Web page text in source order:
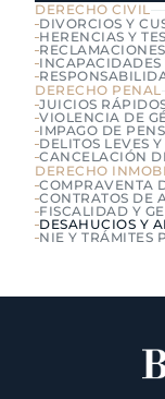
DERECHO CIVIL
DIVORCIOS Y
HERENCIAS Y
INCAPACIDADES
DERECHO PENAL
JUICIOS
VIOLENCIA DE
IMPAGO DE
DELITOS LEVES
CANCELACIÓN
DERECHO
COMPRAVENTA
CONTRATOS DE
FISCALIDAD Y
DESAHUCIOS Y
NIE Y TRÁMITES